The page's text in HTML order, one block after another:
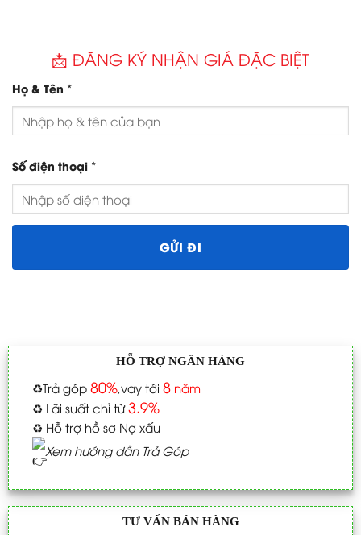
📩 ĐĂNG KÝ NHẬN GIÁ ĐẶC BIỆT
Họ & Tên *
Số điện thoại *
HỖ TRỢ NGÂN HÀNG
♻️Trả góp 80%,vay tới 8năm
♻️ Lãi suất chỉ từ3.9%
♻️ Hỗ trợ hồ sơ Nợ xấu
Xem hướng dẫn Trả Góp
TƯ VẤN BÁN HÀNG